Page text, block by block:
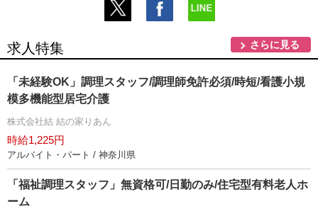
求人特集 さらに見る
「未経験OK」調理スタッフ/調理師免許必須/時短/看護小規
模多機能型居宅介護
株式会社結 結の家りあん
時給1,225円
アルバイト・パート / 神奈川県
「福祉調理スタッフ」無資格可/日勤のみ/住宅型有料老人ホ
ーム